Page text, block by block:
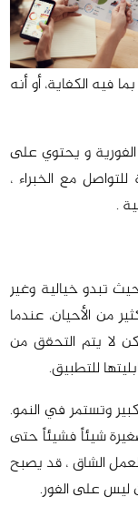
فيه الكفاية، أو أنه
و يحتوي على
مع الخبراء ،
.
تبدو خيالية وغير
من الأحيان، عندما
لا يتم التحقق من
للتطبيق.
وتستمر في النمو.
شيئاً فشيئاً حتى
الشاق ، قد يصبح
ليس على الفور.